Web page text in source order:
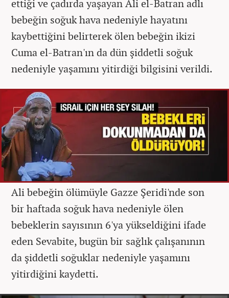
ettiği ve çadırda yaşayan Ali el-Batran adlı
bebeğin soğuk hava nedeniyle hayatını
kaybettiğini belirterek ölen bebeğin ikizi
Cuma el-Batran'ın da dün şiddetli soğuk
nedeniyle yaşamını yitirdiği bilgisini verildi.
Ali bebeğin ölümüyle Gazze Şeridi'nde son
bir haftada soğuk hava nedeniyle ölen
bebeklerin sayısının 6'ya yükseldiğini ifade
eden Sevabite, bugün bir sağlık çalışanının
da şiddetli soğuklar nedeniyle yaşamını
yitirdiğini kaydetti.